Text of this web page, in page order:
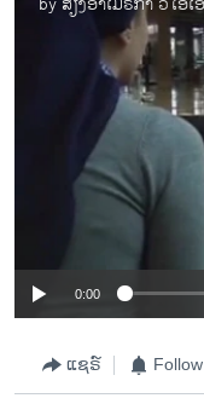
No
0:00
ແຊຣ໌